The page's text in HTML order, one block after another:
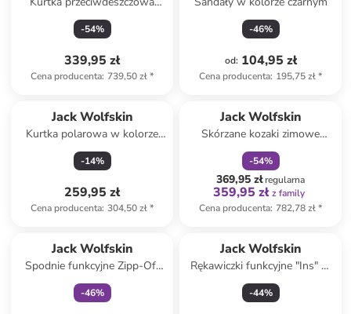
"Pack & Go" w kolorze
turkusowym
-54%
339,95 zł
Cena producenta: 739,50 zł*
-46%
od: 104,95 zł
Cena producenta: 195,75 zł*
Jack Wolfskin
Kurtka polarowa w kolorze
zielonym
-14%
259,95 zł
Cena producenta: 304,50 zł*
Jack Wolfskin
Skórzane kozaki zimowe
"Queenstown Texapore" w
kolorze beżowym
-54%
369,95 złregularna
359,95 zł z family
Cena producenta: 782,78 zł*
Jack Wolfskin
Spodnie funkcyjne Zipp-Off
"Hikeout" w kolorze czarnym
-46%
Jack Wolfskin
Rękawiczki funkcyjne "Ins" w
kolorze czarnym
-44%